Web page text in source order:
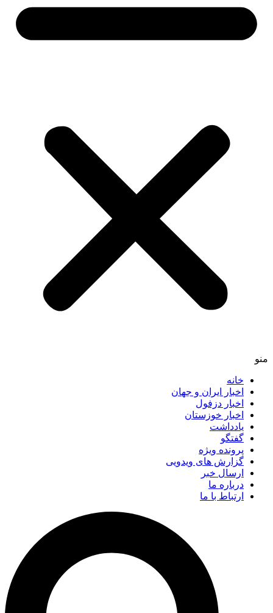
خانه
اخبار ایران و جهان
اخبار دزفول
اخبار خوزستان
یادداشت
گفتگو
پرونده ویژه
گزارش های ویدویی
ارسال خبر
درباره ما
ارتباط با ما